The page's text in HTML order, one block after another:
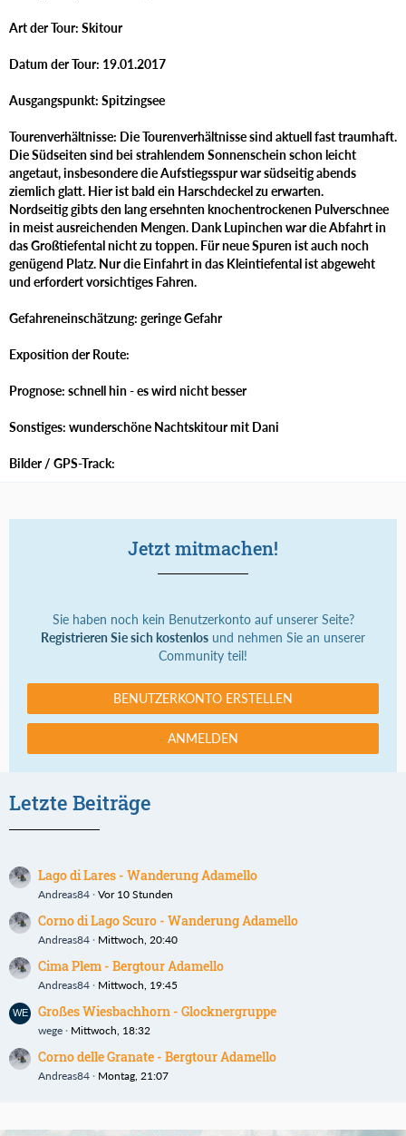
Art der Tour: Skitour
Datum der Tour: 19.01.2017
Ausgangspunkt: Spitzingsee
Tourenverhältnisse: Die Tourenverhältnisse sind aktuell fast traumhaft.
Die Südseiten sind bei strahlendem Sonnenschein schon leicht
angetaut, insbesondere die Aufstiegsspur war südseitig abends
ziemlich glatt. Hier ist bald ein Harschdeckel zu erwarten.
Nordseitig gibts den lang ersehnten knochentrockenen Pulverschnee
in meist ausreichenden Mengen. Dank Lupinchen war die Abfahrt in
das Großtiefental nicht zu toppen. Für neue Spuren ist auch noch
genügend Platz. Nur die Einfahrt in das Kleintiefental ist abgeweht
und erfordert vorsichtiges Fahren.
Gefahreneinschätzung: geringe Gefahr
Exposition der Route:
Prognose: schnell hin - es wird nicht besser
Sonstiges: wunderschöne Nachtskitour mit Dani
Bilder / GPS-Track:
Jetzt mitmachen!
Sie haben noch kein Benutzerkonto auf unserer Seite?
Registrieren Sie sich kostenlos und nehmen Sie an unserer
Community teil!
BENUTZERKONTO ERSTELLEN
ANMELDEN
Letzte Beiträge
Lago di Lares - Wanderung Adamello
Andreas84 Vor 10 Stunden
Corno di Lago Scuro - Wanderung Adamello
Andreas84 Mittwoch, 20:40
Cima Plem - Bergtour Adamello
Andreas84 Mittwoch, 19:45
Großes Wiesbachhorn - Glocknergruppe
wege Mittwoch, 18:32
Corno delle Granate - Bergtour Adamello
Andreas84 Montag, 21:07